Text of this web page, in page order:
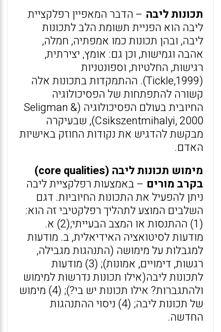
תכונות ליבה – הדבר המאפיין רפלקציית
ליבה הוא הפניית תשומת הלב לתכונות
ליבה, ובהן תכונות כמו אמפתיה, חמלה,
אהבה וגמישות, וכן גם: אומץ, יצירתית,
רגישות, החלטיות, וספונטניות
(Tickle,1999). ההתמקדות בתכונות אלה
קשורה להתפתחות של הפסיכולוגיה
החיובית בעולם הפסיכולוגיה (Seligman &
Csikszentmihalyi, 2000), שבעיקרה
מבקשת להדגיש את נקודות החוזק באישיות
האדם.
מימוש תכונות ליבה (core qualities)
בקרב מורים – באמצעות רפלקציית ליבה
ניתן להפעיל את התכונות החיוביות. דגם
השלבים המוצע לתהליך רפלקטיבי זה הוא:
(1) ההתנסות או המצב הבעייתי;(2) א.
מודעות לסיטואציה האידיאלית, ב. מודעות
למגבלות על מימושה (התנהגות מגבילה,
רגשות, דימויים, אמונות); (3) מודעות
לתכונות ליבה(אילו תכונות נדרשות למימוש
ולהתגברות? אילו תכונות יש בי?); (4) מימוש
של תכונות ליבה; (4) ניסוי ההתנהגות
החדשה.